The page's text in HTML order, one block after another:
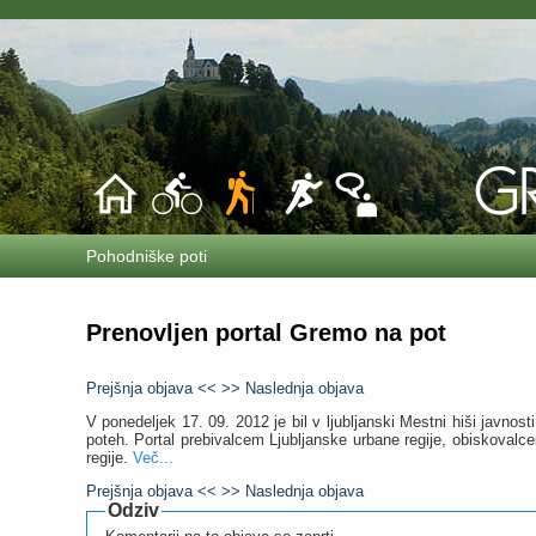
Pohodniške poti
Prenovljen portal Gremo na pot
Prejšnja objava << >> Naslednja objava
V ponedeljek 17. 09. 2012 je bil v ljubljanski Mestni hiši
poteh. Portal prebivalcem Ljubljanske urbane regije,
regije. Več...
Prejšnja objava << >> Naslednja objava
Odziv